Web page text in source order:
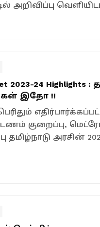
அறிவிப்பு
2023-24
இதோ !!
குறைப்பு,
தமிழ்நாடு அரசின்